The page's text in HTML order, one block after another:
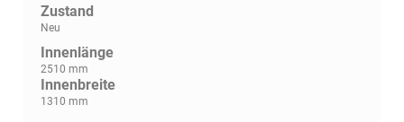
Zustand
Neu
Innenlänge
2510 mm
Innenbreite
1310 mm